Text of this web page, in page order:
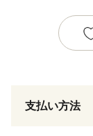
支払い方法